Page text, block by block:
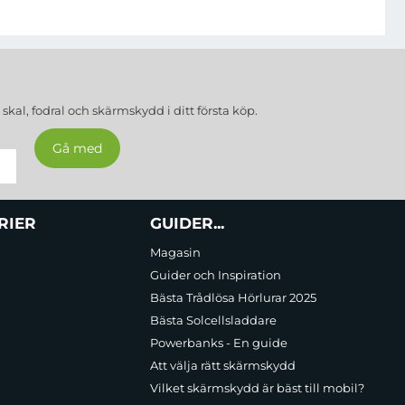
stötar perfekt och skyddar din iPhone 16 Pro Max mot
mobil från fallskador, medan repbeständighet håller din
iPhone 16 Pro Max perfekt. Detta innebär att det inte bara
skal, fodral och skärmskydd i ditt första köp.
GUIDER...
Magasin
Guider och Inspiration
Bästa Trådlösa Hörlurar 2025
Bästa Solcellsladdare
Powerbanks - En guide
Att välja rätt skärmskydd
Vilket skärmskydd är bäst till mobil?